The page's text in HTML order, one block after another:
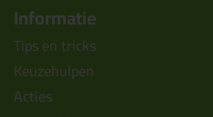
Informatie
Tips en tricks
Keuzehulpen
Acties